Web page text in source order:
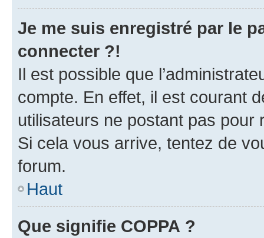
Je me suis enregistré par le
connecter ?!
Il est possible que
compte. En effet, il est courant
utilisateurs ne postant pas pour
Si cela vous arrive, tentez de
forum.
Haut
Que signifie COPPA ?